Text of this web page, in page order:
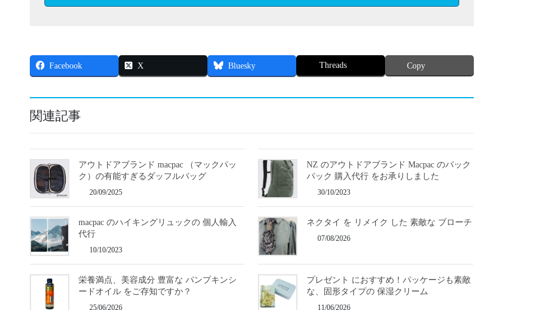
Facebook X Bluesky Threads Copy
関連記事
アウトドアブランド macpac （マックパッ
ク）の有能すぎるダッフルバッグ
20/09/2025
NZ のアウトドアブランド Macpac のバック
パック 購入代行 をお承りしました
30/10/2023
macpac のハイキングリュックの 個人輸入
代行
10/10/2023
ネクタイ を リメイク した 素敵な ブローチ
07/08/2026
栄養満点、美容成分 豊富な パンプキンシ
ードオイル をご存知ですか？
25/06/2026
プレゼント におすすめ！パッケージも素敵
な、固形タイプの 保湿クリーム
11/06/2026